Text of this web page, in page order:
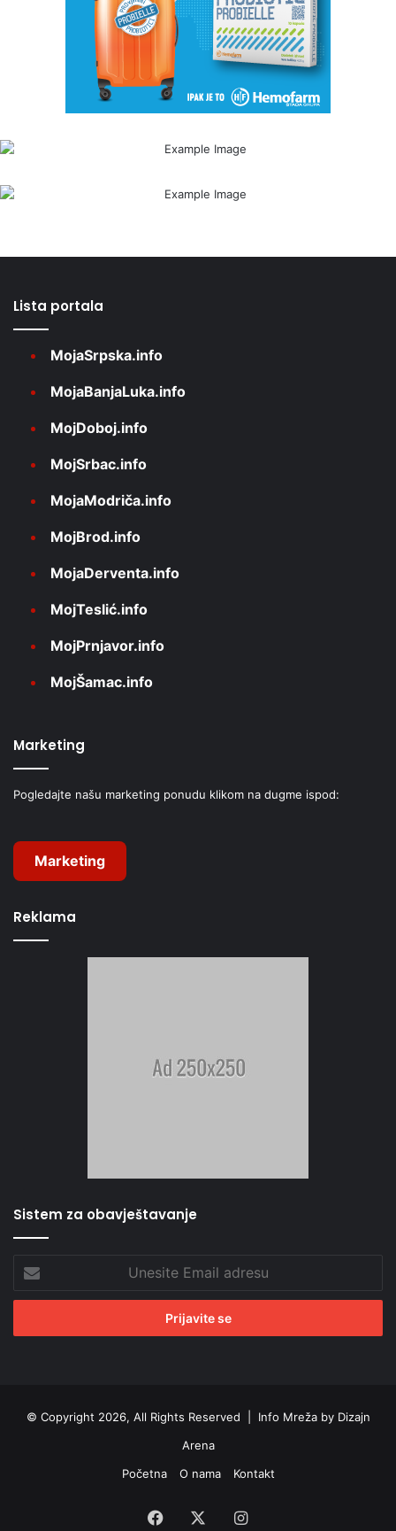
Lista portala
MojaSrpska.info
MojaBanjaLuka.info
MojDoboj.info
MojSrbac.info
MojaModriča.info
MojBrod.info
MojaDerventa.info
MojTeslić.info
MojPrnjavor.info
MojŠamac.info
Marketing
Pogledajte našu marketing ponudu klikom na dugme ispod:
Marketing
Reklama
Sistem za obavještavanje
Email
adresu
© Copyright 2026, All Rights Reserved | Info Mreža by Dizajn
Arena
Početna
O nama Kontakt
Facebook Instagram